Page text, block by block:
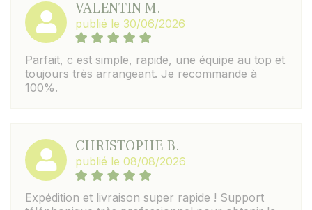
VALENTIN M.
publié le 30/06/2026
Parfait, c est simple, rapide, une équipe au top et
toujours très arrangeant. Je recommande à
100%.
CHRISTOPHE B.
publié le 08/08/2026
Expédition et livraison super rapide ! Support